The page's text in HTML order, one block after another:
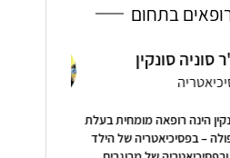
בתחום
אריאן
( 4 חוות דעת )